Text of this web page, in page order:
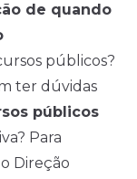
de quando
públicos?
ter dúvidas
públicos
Para
Direção